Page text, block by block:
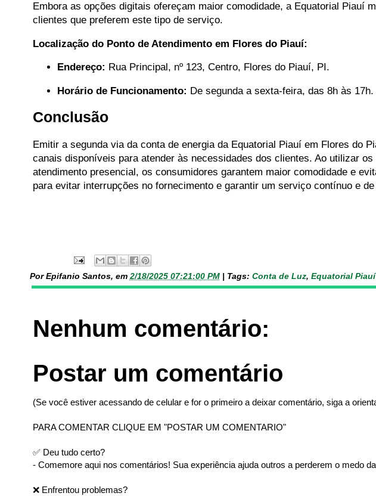
Embora as opções digitais ofereçam maior comodidade, a Equatorial Piauí
clientes que preferem este tipo de serviço.
Localização do Ponto de Atendimento em Flores do Piauí:
Endereço: Rua Principal, nº 123, Centro, Flores do Piauí, PI.
Horário de Funcionamento: De segunda a sexta-feira, das 8h às 17h.
Conclusão
Emitir a segunda via da conta de energia da Equatorial Piauí em Flores do
canais disponíveis para atender às necessidades dos clientes. Ao utilizar
atendimento presencial, os consumidores garantem maior comodidade e
para evitar interrupções no fornecimento e garantir um serviço contínuo e de
Por Epifanio Santos, em 2/18/2025 07:21:00 PM | Tags: Conta de Luz, Equatorial Piauí
Nenhum comentário:
Postar um comentário
(Se você estiver acessando de celular e for o primeiro a deixar comentário, siga a
PARA COMENTAR CLIQUE EM "POSTAR UM COMENTARIO"
✅ Deu tudo certo?
- Comemore aqui nos comentários! Sua experiência ajuda outros a perderem o medo
❌ Enfrentou problemas?